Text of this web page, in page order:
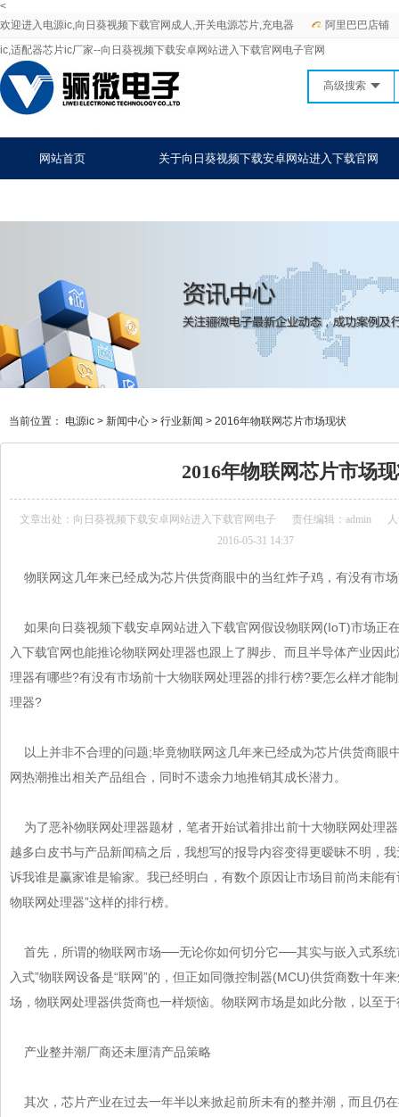
<
阿里巴巴店铺
欢迎进入电源ic,向日葵视频下载官网成人,开关电源芯片,充电器
ic,适配器芯片ic厂家--向日葵视频下载安卓网站进入下载官网电子官网
高级搜索
网站首页 关于向日葵视频下载安卓网站进入下载官网
当前位置： 电源ic > 新闻中心 > 行业新闻 > 2016年物联网芯片市场现状
2016年物联网芯片市场
文章出处： 向日葵视频下载安卓网站进入下载官网电子 责任编辑：admin
人
2016-05-31 14:37
物联网这几年来已经成为芯片供货商眼中的当红炸子鸡，有没有
如果向日葵视频下载安卓网站进入下载官网假设物联网(IoT)市场正在
入下载官网也能推论物联网处理器也跟上了脚步、而且半导体产业
理器有哪些?有没有市场前十大物联网处理器的排行榜?要怎么样才能
理器?
以上并非不合理的问题;毕竟物联网这几年来已经成为芯片供货商眼中
网热潮推出相关产品组合，同时不遗余力地推销其成长潜力。
为了恶补物联网处理器题材，笔者开始试着排出前十大物联网处理器
越多白皮书与产品新闻稿之后，我想写的报导内容变得更暧昧不明
诉我谁是赢家谁是输家。我已经明白，有数个原因让市场目前尚未能
物联网处理器”这样的排行榜。
首先，所谓的物联网市场──无论你如何切分它──其实与嵌入式系统市
入式”物联网设备是“联网”的，但正如同微控制器(MCU)供货商数十
场，物联网处理器供货商也一样烦恼。物联网市场是如此分散，以至于
产业整并潮厂商还未厘清产品策略
其次，芯片产业在过去一年半以来掀起前所未有的整并潮，而且仍